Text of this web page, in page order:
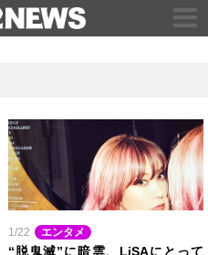
1/22 エンタメ
“脱鬼滅”に暗雲、LiSAにとって